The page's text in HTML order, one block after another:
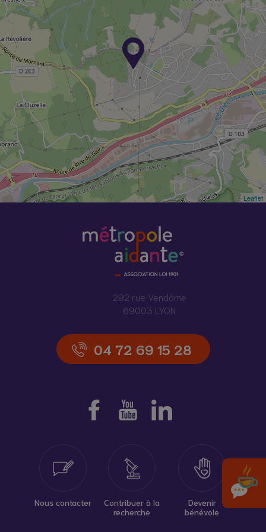
Leaflet
292 rue Vendôme
69003 LYON
04 72 69 15 28
Nous contacter
Contribuer à la
recherche
Devenir
bénévole